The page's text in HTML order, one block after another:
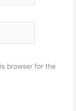
browser for the